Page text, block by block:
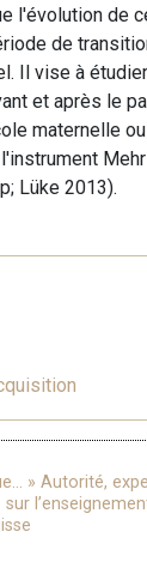
l'évolution de
de
Il vise à
et après le
maternelle
Lüke 2013).
» Autorité,